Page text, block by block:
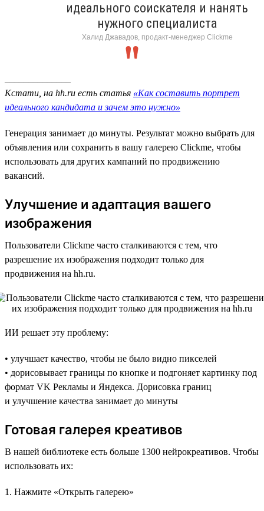
идеального соискателя и нанять
нужного специалиста
Халид Джавадов, продакт-менеджер Clickme
Кстати, на hh.ru есть статья «Как составить портрет
идеального кандидата и зачем это нужно»
Генерация занимает до минуты. Результат можно выбрать для
объявления или сохранить в вашу галерею Clickme, чтобы
использовать для других кампаний по продвижению
вакансий.
Улучшение и адаптация вашего
изображения
Пользователи Clickme часто сталкиваются с тем, что
разрешение их изображения подходит только для
продвижения на hh.ru.
ИИ решает эту проблему:
• улучшает качество, чтобы не было видно пикселей
• дорисовывает границы по кнопке и подгоняет картинку под
формат VK Рекламы и Яндекса. Дорисовка границ
и улучшение качества занимает до минуты
Готовая галерея креативов
В нашей библиотеке есть больше 1300 нейрокреативов. Чтобы
использовать их:
1. Нажмите «Открыть галерею»